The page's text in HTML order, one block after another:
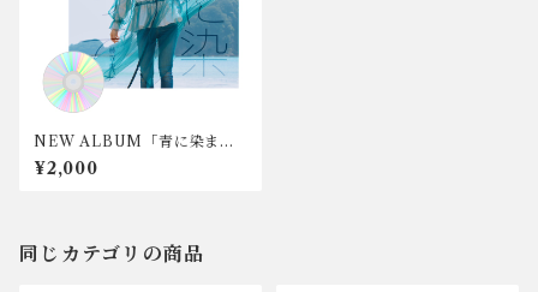
NEW ALBUM「青に染まっ
て」歌詞ブック＆CD
¥2,000
同じカテゴリの商品